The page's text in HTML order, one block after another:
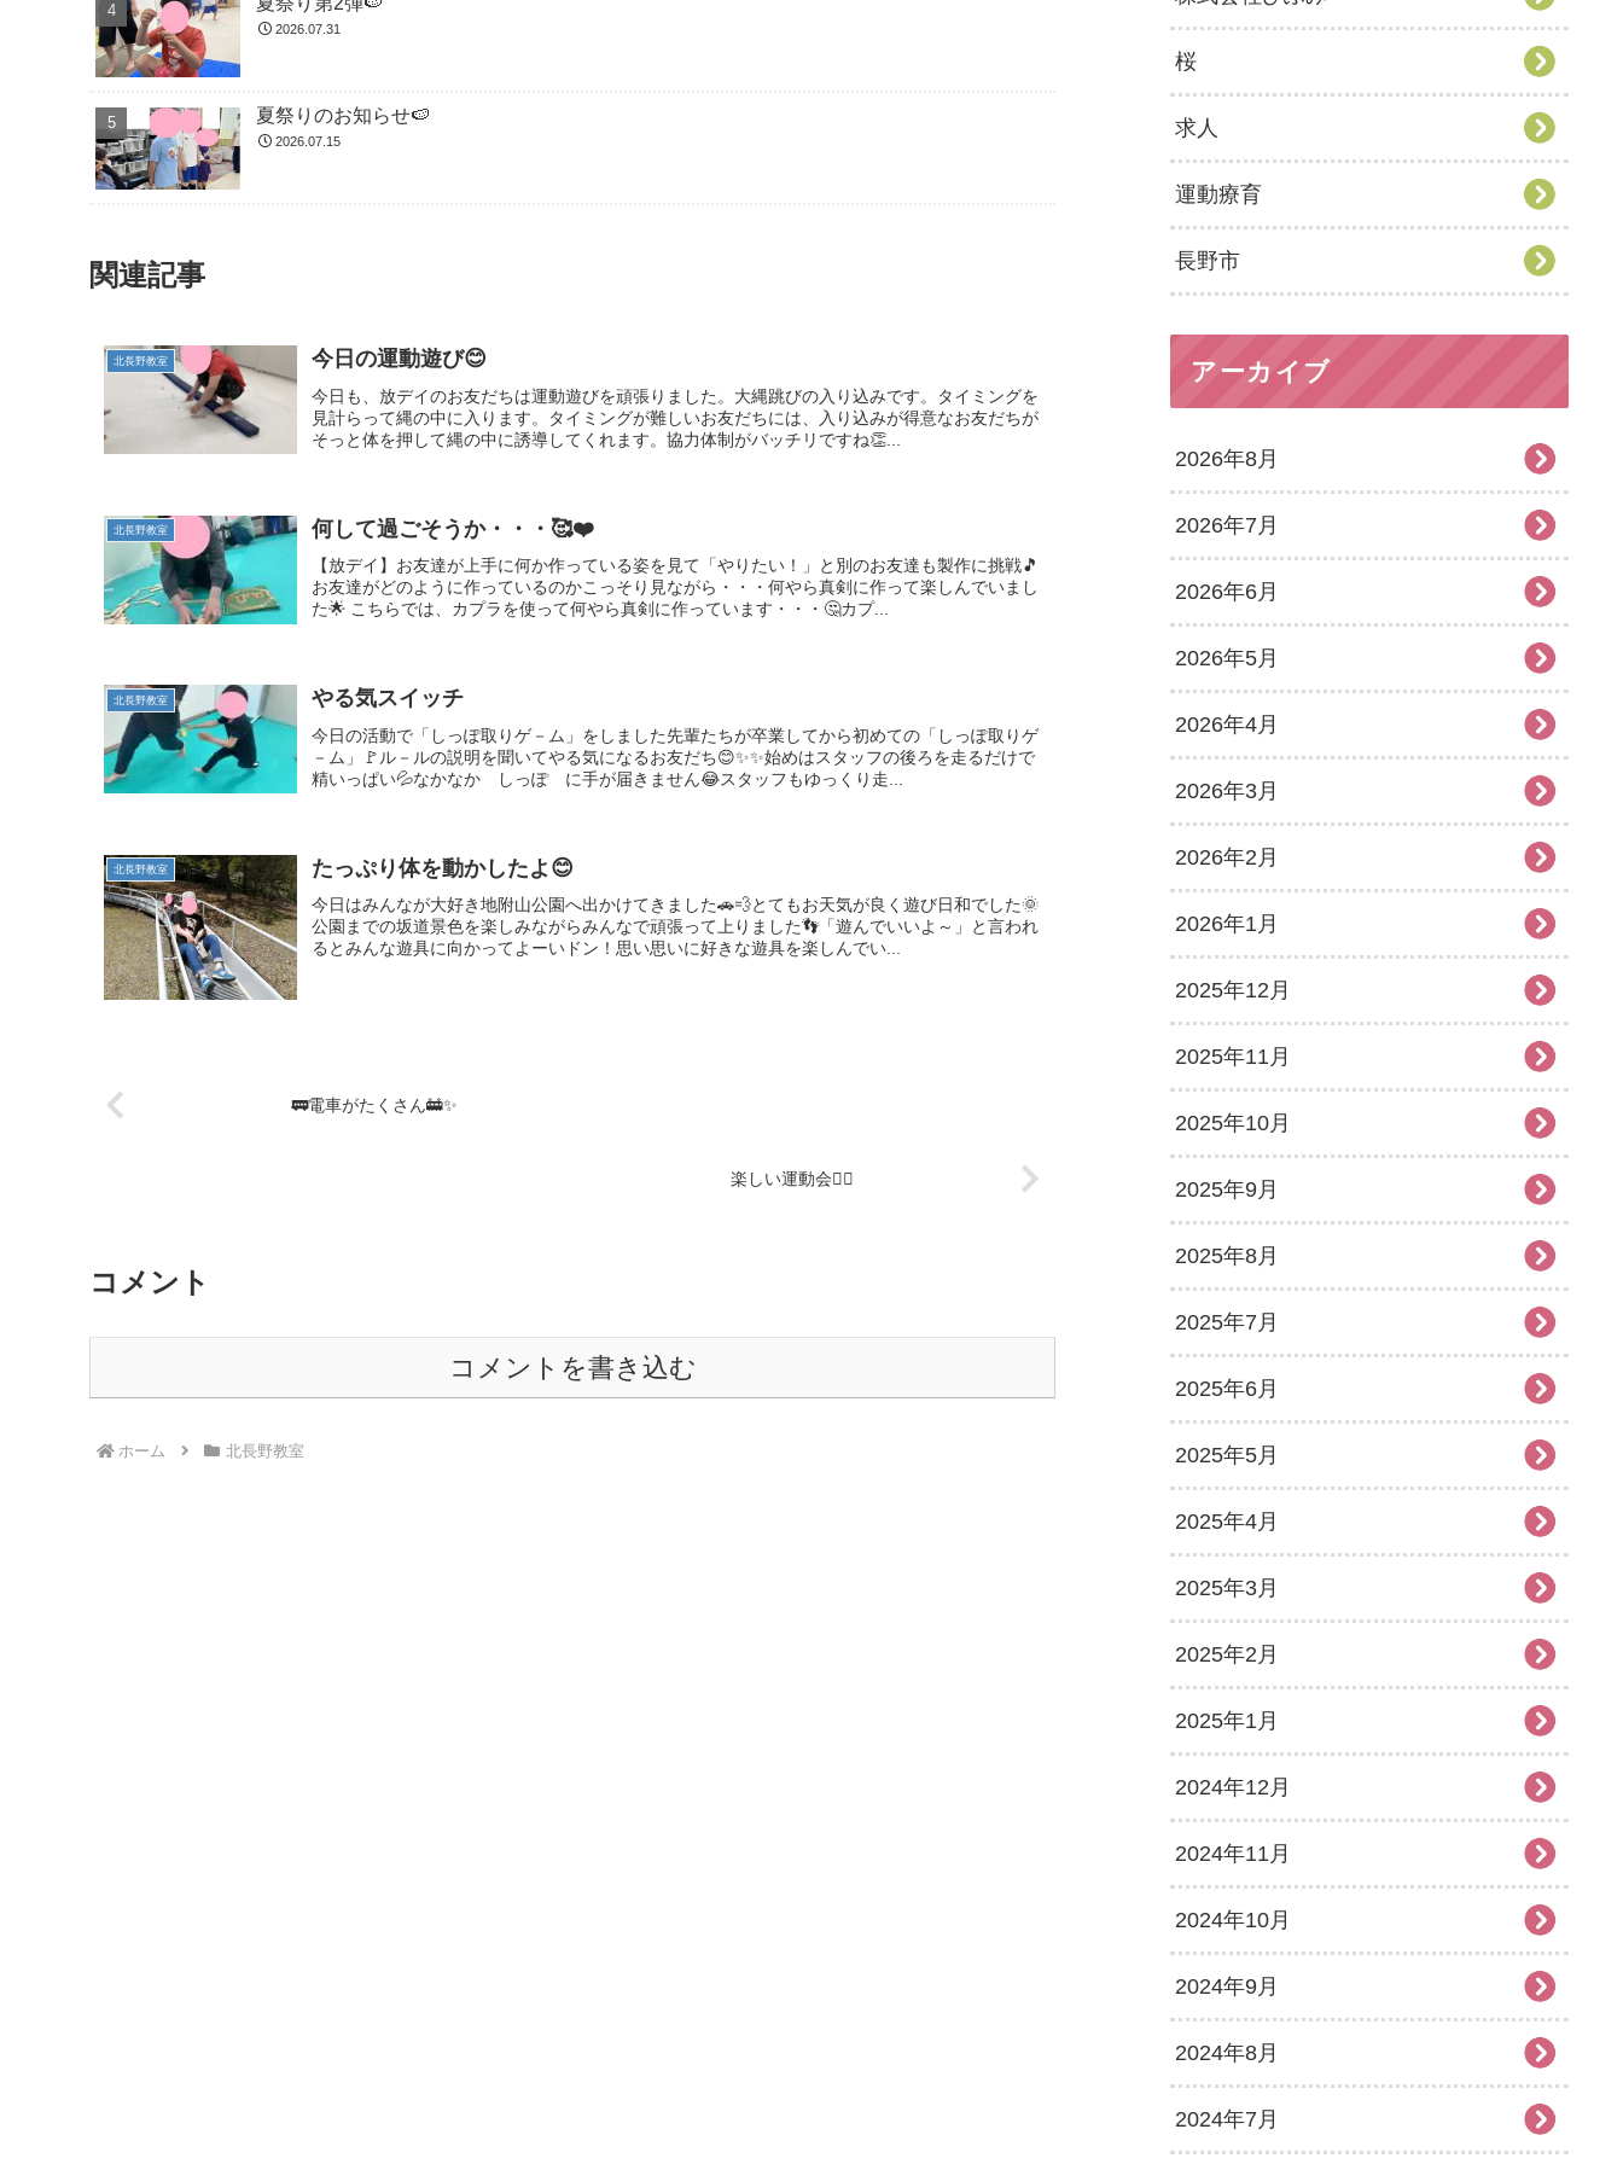
2026.07.31
夏祭りのお知らせ🍉
2026.07.15
関連記事
北長野教室 今日の運動遊び😊
今日も、放デイのお友だちは運動遊びを頑張りました。大縄跳びの入り込みです。タイミングを
見計らって縄の中に入ります。タイミングが難しいお友だちには、入り込みが得意なお友だちが
そっと体を押して縄の中に誘導してくれます。協力体制がバッチリですね👏...
北長野教室 何して過ごそうか・・・🥰❤️
【放デイ】お友達が上手に何か作っている姿を見て「やりたい！」と別のお友達も製作に挑戦🎵
お友達がどのように作っているのかこっそり見ながら・・・何やら真剣に作って楽しんでいまし
た🌟 こちらでは、カプラを使って何やら真剣に作っています・・・🤔カプ...
北長野教室 やる気スイッチ
今日の活動で「しっぽ取りゲ－ム」をしました先輩たちが卒業してから初めての「しっぽ取りゲ
－ム」🚩ル－ルの説明を聞いてやる気になるお友だち😊✨✨始めはスタッフの後ろを走るだけで
精いっぱい💦なかなか しっぽ に手が届きません😂スタッフもゆっくり走...
北長野教室 たっぷり体を動かしたよ😊
今日はみんなが大好き地附山公園へ出かけてきました🚗💨とてもお天気が良く遊び日和でした🌞
公園までの坂道景色を楽しみながらみんなで頑張って上りました👣「遊んでいいよ～」と言われ
るとみんな遊具に向かってよーいドン！思い思いに好きな遊具を楽しんでい...
🚃電車がたくさん🚋✨
楽しい運動会🏳‍🌈
コメント
コメントを書き込む
ホーム 北長野教室
桜
求人
運動療育
長野市
アーカイブ
2026年8月
2026年7月
2026年6月
2026年5月
2026年4月
2026年3月
2026年2月
2026年1月
2025年12月
2025年11月
2025年10月
2025年9月
2025年8月
2025年7月
2025年6月
2025年5月
2025年4月
2025年3月
2025年2月
2025年1月
2024年12月
2024年11月
2024年10月
2024年9月
2024年8月
2024年7月